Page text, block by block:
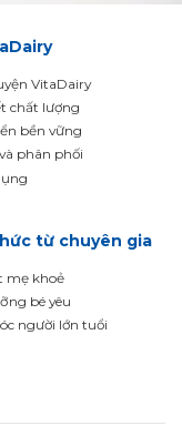
VitaDairy
chất lượng
bền vững
phân phối
từ chuyên gia
mẹ khoẻ
bé yêu
người lớn tuổi